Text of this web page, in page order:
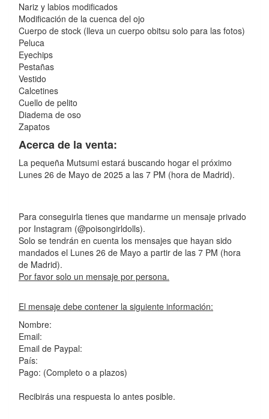
Nariz y labios modificados
Modificación de la cuenca del ojo
Cuerpo de stock (lleva un cuerpo obitsu solo para las fotos)
Peluca
Eyechips
Pestañas
Vestido
Calcetines
Cuello de pelito
Diadema de oso
Zapatos
Acerca de la venta:
La pequeña Mutsumi estará buscando hogar el próximo
Lunes 26 de Mayo de 2025 a las 7 PM (hora de Madrid).
Para conseguirla tienes que mandarme un mensaje privado
por Instagram (@poisongirldolls).
Solo se tendrán en cuenta los mensajes que hayan sido
mandados el Lunes 26 de Mayo a partir de las 7 PM (hora
de Madrid).
Por favor solo un mensaje por persona.
El mensaje debe contener la siguiente información:
Nombre:
Email:
Email de Paypal:
País:
Pago: (Completo o a plazos)
Recibirás una respuesta lo antes posible.